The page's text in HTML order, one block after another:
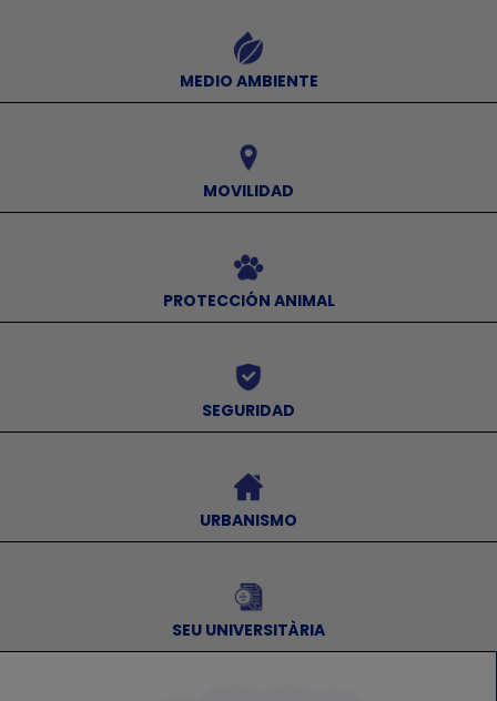
MEDIO AMBIENTE
MOVILIDAD
PROTECCIÓN ANIMAL
SEGURIDAD
URBANISMO
SEU UNIVERSITÀRIA